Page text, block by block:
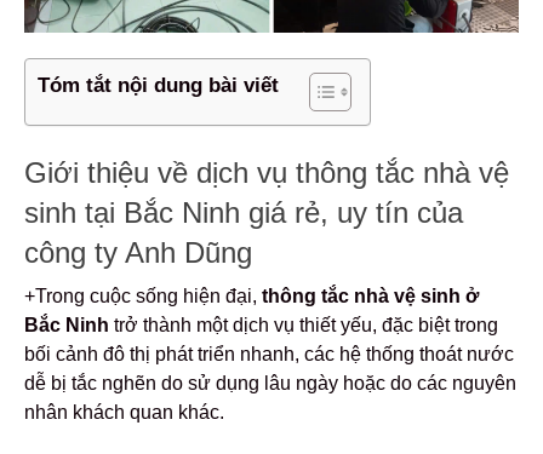
Tóm tắt nội dung bài viết
Giới thiệu về dịch vụ thông tắc nhà vệ
sinh tại Bắc Ninh giá rẻ, uy tín của
công ty Anh Dũng
+Trong cuộc sống hiện đại, thông tắc nhà vệ sinh ở
Bắc Ninh trở thành một dịch vụ thiết yếu, đặc biệt trong
bối cảnh đô thị phát triển nhanh, các hệ thống thoát nước
dễ bị tắc nghẽn do sử dụng lâu ngày hoặc do các nguyên
nhân khách quan khác.